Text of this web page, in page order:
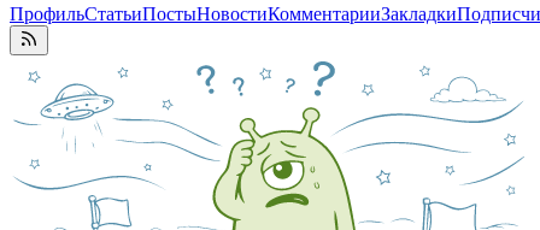
ПрофильСтатьиПостыНовостиКомментарииЗакладки